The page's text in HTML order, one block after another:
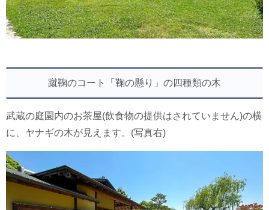
蹴鞠のコート「鞠の懸り」の四種類の木
武蔵の庭園内のお茶屋(飲食物の提供はされていません)の横
に、ヤナギの木が見えます。(写真右)